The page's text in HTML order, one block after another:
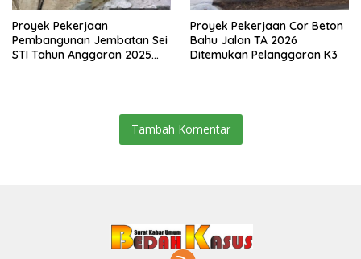
Proyek Pekerjaan
Pembangunan Jembatan Sei
STI Tahun Anggaran 2025
Proyek Pekerjaan Cor Beton
Bahu Jalan TA 2026
Ditemukan Pelanggaran K3
Tambah Komentar